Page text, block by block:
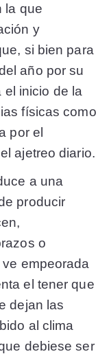
la que
y
si bien para
año por su
el inicio de la
físicas como
por el
ajetreo diario.
a una
producir
o
empeorada
el tener que
dejan las
al clima
debiese ser